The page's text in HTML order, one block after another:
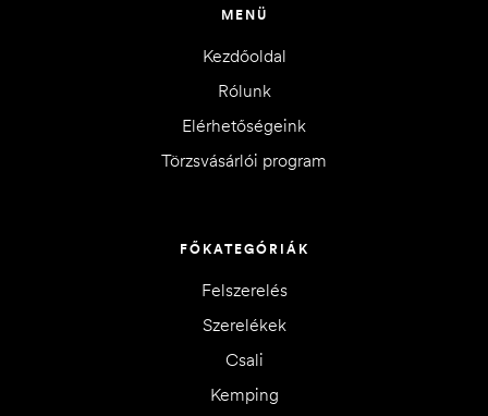
MENÜ
Kezdőoldal
Rólunk
Elérhetőségeink
Törzsvásárlói program
FŐKATEGÓRIÁK
Felszerelés
Szerelékek
Csali
Kemping